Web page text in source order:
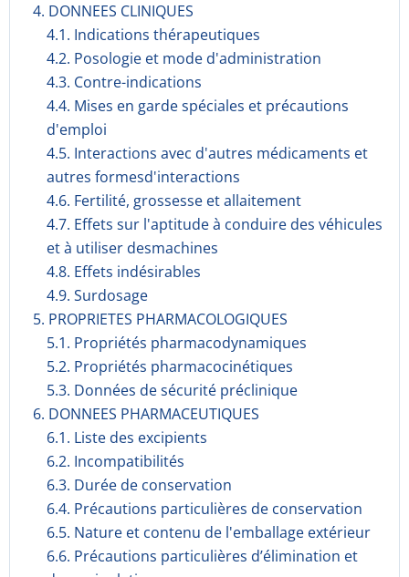
4. DONNEES CLINIQUES
4.1. Indications thérapeutiques
4.2. Posologie et mode d'administration
4.3. Contre-indications
4.4. Mises en garde spéciales et précautions
d'emploi
4.5. Interactions avec d'autres médicaments et
autres formesd'interactions
4.6. Fertilité, grossesse et allaitement
4.7. Effets sur l'aptitude à conduire des véhicules
et à utiliser desmachines
4.8. Effets indésirables
4.9. Surdosage
5. PROPRIETES PHARMACOLOGIQUES
5.1. Propriétés pharmacodynami­ques
5.2. Propriétés pharmacocinéti­ques
5.3. Données de sécurité préclinique
6. DONNEES PHARMACEUTIQUES
6.1. Liste des excipients
6.2. Incompati­bilités
6.3. Durée de conservation
6.4. Précautions particulières de conservation
6.5. Nature et contenu de l'emballage extérieur
6.6. Précautions particulières d’élimination et